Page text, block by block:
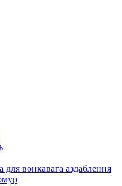
для вонкавага аздаблення